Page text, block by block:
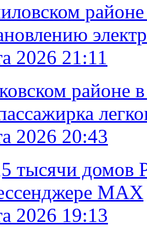
2026 21:11
районе
2026 20:43
тысячи домов
MAX
2026 19:13